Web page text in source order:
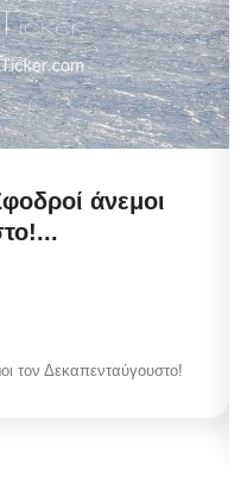
άνεμοι
τον Δεκαπενταύγουστο!